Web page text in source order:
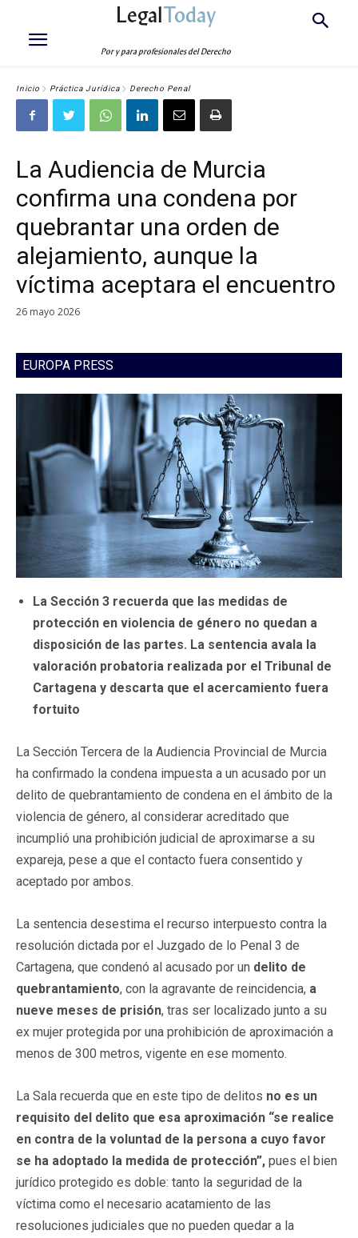
LegalToday
Por y para profesionales del Derecho
Inicio Práctica Jurídica Derecho Penal
La Audiencia de Murcia
confirma una condena por
quebrantar una orden de
alejamiento, aunque la
víctima aceptara el encuentro
26 mayo 2026
EUROPA PRESS
La Sección 3 recuerda que las medidas de
protección en violencia de género no quedan a
disposición de las partes. La sentencia avala la
valoración probatoria realizada por el Tribunal de
Cartagena y descarta que el acercamiento fuera
fortuito
La Sección Tercera de la Audiencia Provincial de Murcia
ha confirmado la condena impuesta a un acusado por un
delito de quebrantamiento de condena en el ámbito de la
violencia de género, al considerar acreditado que
incumplió una prohibición judicial de aproximarse a su
expareja, pese a que el contacto fuera consentido y
aceptado por ambos.
La sentencia desestima el recurso interpuesto contra la
resolución dictada por el Juzgado de lo Penal 3 de
Cartagena, que condenó al acusado por un delito de
quebrantamiento, con la agravante de reincidencia, a
nueve meses de prisión, tras ser localizado junto a su
ex mujer protegida por una prohibición de aproximación a
menos de 300 metros, vigente en ese momento.
La Sala recuerda que en este tipo de delitos no es un
requisito del delito que esa aproximación “se realice
en contra de la voluntad de la persona a cuyo favor
se ha adoptado la medida de protección”, pues el bien
jurídico protegido es doble: tanto la seguridad de la
víctima como el necesario acatamiento de las
resoluciones judiciales que no pueden quedar a la